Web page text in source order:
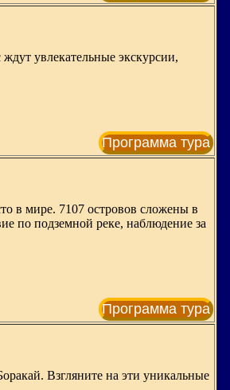
увлекательные экскурсии,
Программа тура
в мире. 7107 островов сложены в
по подземной реке, наблюдение за
Программа тура
Взгляните на эти уникальные